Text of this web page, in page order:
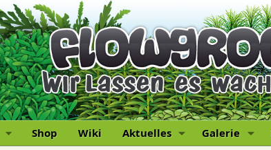
Shop Wiki Aktuelles Galerie